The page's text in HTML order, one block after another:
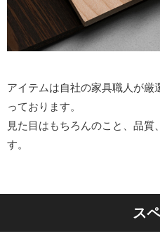
アイテムは自社の家具職人が厳
っております。
見た目はもちろんのこと、品質
す。
ス